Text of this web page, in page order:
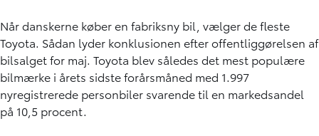
Når danskerne køber en fabriksny bil, vælger de fleste
Toyota. Sådan lyder konklusionen efter offentliggørelsen af
bilsalget for maj. Toyota blev således det mest populære
bilmærke i årets sidste forårsmåned med 1.997
nyregistrerede personbiler svarende til en markedsandel
på 10,5 procent.